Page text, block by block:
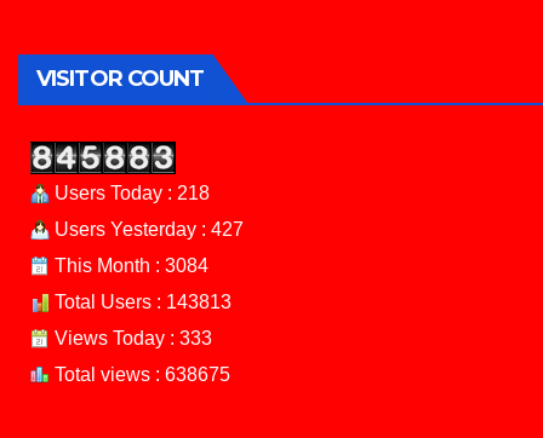
VISITOR COUNT
Users Today : 218
Users Yesterday : 427
This Month : 3084
Total Users : 143813
Views Today : 333
Total views : 638675